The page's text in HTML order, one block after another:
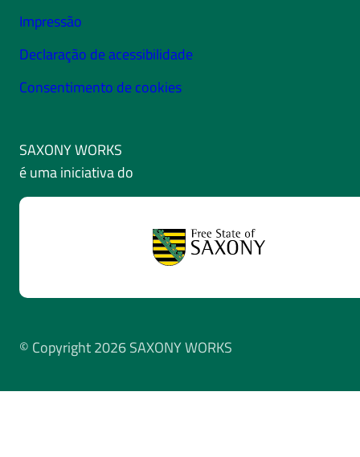
Impressão
Declaração de acessibilidade
Consentimento de cookies
SAXONY WORKS
é uma iniciativa do
© Copyright 2026 SAXONY WORKS